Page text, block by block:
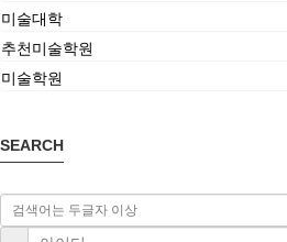
미술대학
추천미술학원
미술학원
SEARCH